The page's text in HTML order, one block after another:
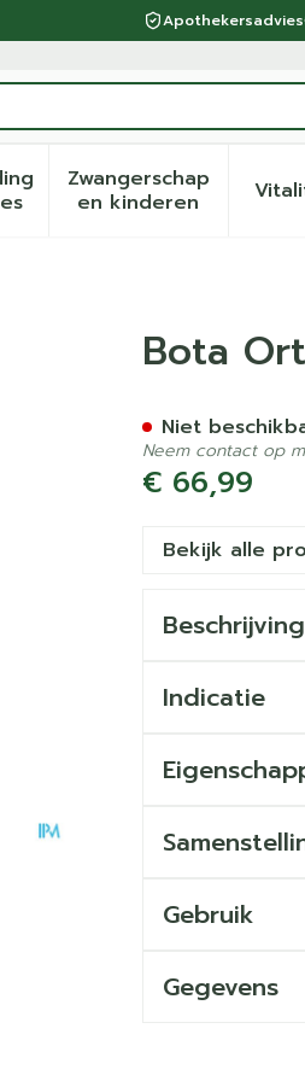
Apothekersadvies
verzorging en
submenu voor Dieet,
Zwangerschap
en kinderenToon submenu
501
Bota
€ 66,99
Niet
Neem contact op
Bekijk alle
Beschrijving
Indicatie
Gebruik
Gegevens